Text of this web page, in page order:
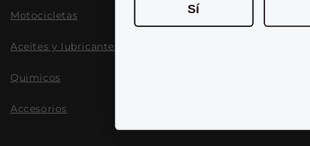
Motocicletas
Aceites y lubricantes
Quimicos
Accesorios
Sí